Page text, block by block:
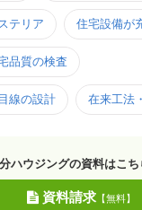
テリア 住宅設備が
品質の検査
線の設計 在来工法
ハウジングの資料はこち
資料請求【無料】